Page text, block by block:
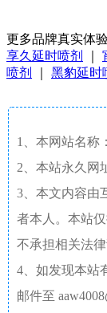
更多品牌真实体
享久延时喷剂
喷剂
黑豹延时
1、本网站名称：
2、本站永久网
3、本文内容由
者本人。本站
不承担相关法
4、如发现本站
邮件至